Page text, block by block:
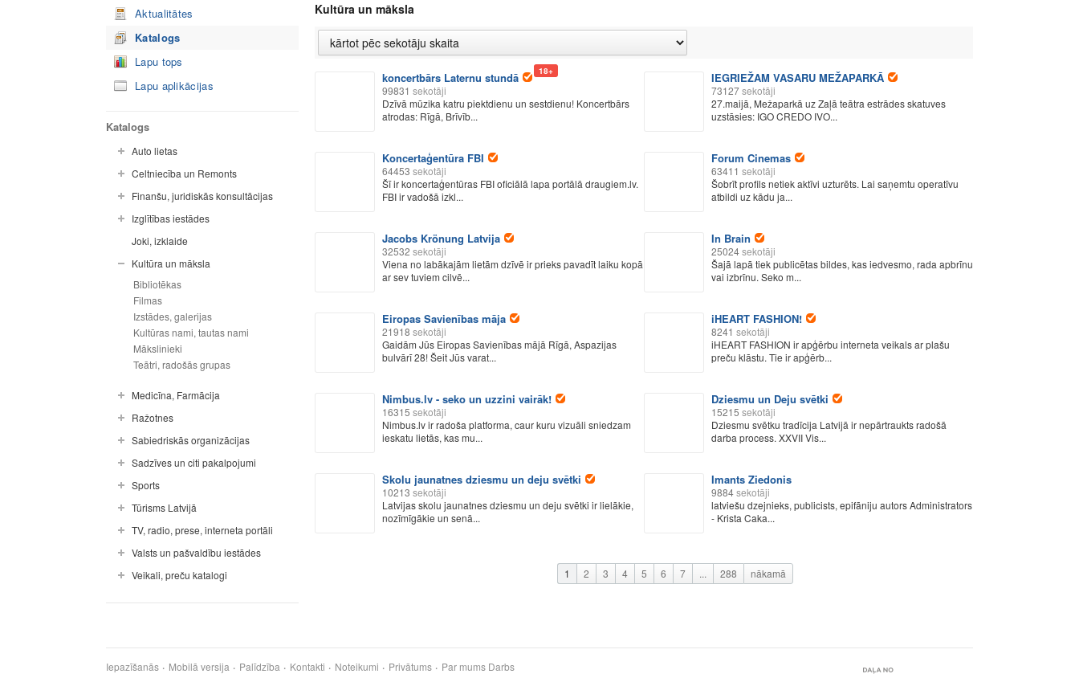
Aktualitātes
Katalogs
Lapu tops
Lapu aplikācijas
Katalogs
Auto lietas
Celtniecība un Remonts
Finanšu, juridiskās konsultācijas
Izglītības iestādes
Joki, izklaide
Kultūra un māksla
Bibliotēkas
Filmas
Izstādes, galerijas
Kultūras nami, tautas nami
Mākslinieki
Teātri, radošās grupas
Medicīna, Farmācija
Ražotnes
Sabiedriskās organizācijas
Sadzīves un citi pakalpojumi
Sports
Tūrisms Latvijā
TV, radio, prese, interneta portāli
Valsts un pašvaldību iestādes
Veikali, preču katalogi
Kultūra un māksla
koncertbārs Laternu stundā 18+
99831 sekotāji
Dzīvā mūzika katru piektdienu un sestdienu! Koncertbārs
atrodas: Rīgā, Brīvīb...
IEGRIEŽAM VASARU MEŽAPARKĀ
73127sekotāji
27.maijā, Mežaparkā uz Zaļā teātra estrādes skatuves
uzstāsies: IGO CREDO IVO...
Koncertaģentūra FBI
64453 sekotāji
Šī ir koncertaģentūras FBI oficiālā lapa portālā draugiem.lv.
FBI ir vadošā izkl...
Forum Cinemas
63411 sekotāji
Šobrīt profils netiek aktīvi uzturēts. Lai saņemtu operatīvu
atbildi uz kādu ja...
Jacobs Krönung Latvija
32532 sekotāji
Viena no labākajām lietām dzīvē ir prieks pavadīt laiku kopā
ar sev tuviem cilvē...
In Brain
25024sekotāji
Šajā lapā tiek publicētas bildes, kas iedvesmo, rada apbrīnu
vai izbrīnu. Seko m...
Eiropas Savienības māja
21918 sekotāji
Gaidām Jūs Eiropas Savienības mājā Rīgā, Aspazijas
bulvārī 28! Šeit Jūs varat...
iHEART FASHION!
8241 sekotāji
iHEART FASHION ir apģērbu interneta veikals ar plašu
preču klāstu. Tie ir apģērb...
Nimbus.lv - seko un uzzini vairāk!
16315 sekotāji
Nimbus.lv ir radoša platforma, caur kuru vizuāli sniedzam
ieskatu lietās, kas mu...
Dziesmu un Deju svētki
15215 sekotāji
Dziesmu svētku tradīcija Latvijā ir nepārtraukts radošā
darba process. XXVII Vis...
Skolu jaunatnes dziesmu un deju svētki
10213 sekotāji
Latvijas skolu jaunatnes dziesmu un deju svētki ir lielākie,
nozīmīgākie un senā...
Imants Ziedonis
9884sekotāji
latviešu dzejnieks, publicists, epifāniju autors Administrators
- Krista Caka...
1 2 3 4 5 6 7 ... 288 nākamā
Iepazīšanās Mobilā versija Palīdzība Kontakti Noteikumi Privātums Par mums Darbs